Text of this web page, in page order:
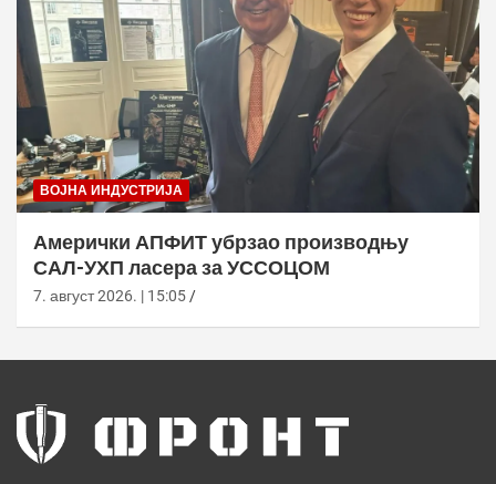
ВОЈНА ИНДУСТРИЈА
Амерички АПФИТ убрзао производњу
САЛ-УХП ласера за УССОЦОМ
7. август 2026. | 15:05